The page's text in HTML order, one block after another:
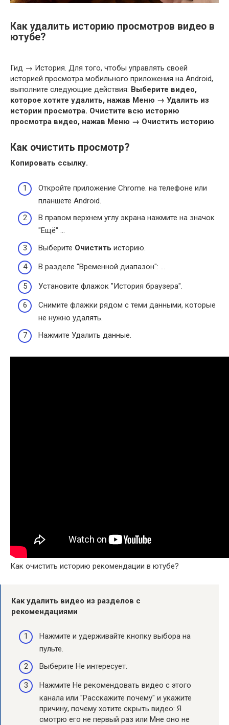
Как удалить историю просмотров видео в
ютубе?
Гид → История. Для того, чтобы управлять своей
историей просмотра мобильного приложения на Android,
выполните следующие действия: Выберите видео,
которое хотите удалить, нажав Меню → Удалить из
истории просмотра. Очистите всю историю
просмотра видео, нажав Меню → Очистить историю.
Как очистить просмотр?
Копировать ссылку.
Откройте приложение Chrome. на телефоне или
планшете Android.
В правом верхнем углу экрана нажмите на значок
"Ещё" …
Выберите Очистить историю.
В разделе "Временной диапазон": …
Установите флажок "История браузера".
Снимите флажки рядом с теми данными, которые
не нужно удалять.
Нажмите Удалить данные.
Как очистить историю рекомендации в ютубе?
Как удалить видео из разделов с
рекомендациями
Нажмите и удерживайте кнопку выбора на
пульте.
Выберите Не интересует.
Нажмите Не рекомендовать видео с этого
канала или "Расскажите почему" и укажите
причину, почему хотите скрыть видео: Я
смотрю его не первый раз или Мне оно не